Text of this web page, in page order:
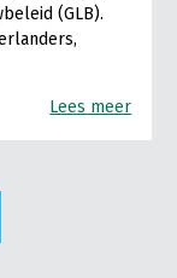
(GLB).
Lees meer